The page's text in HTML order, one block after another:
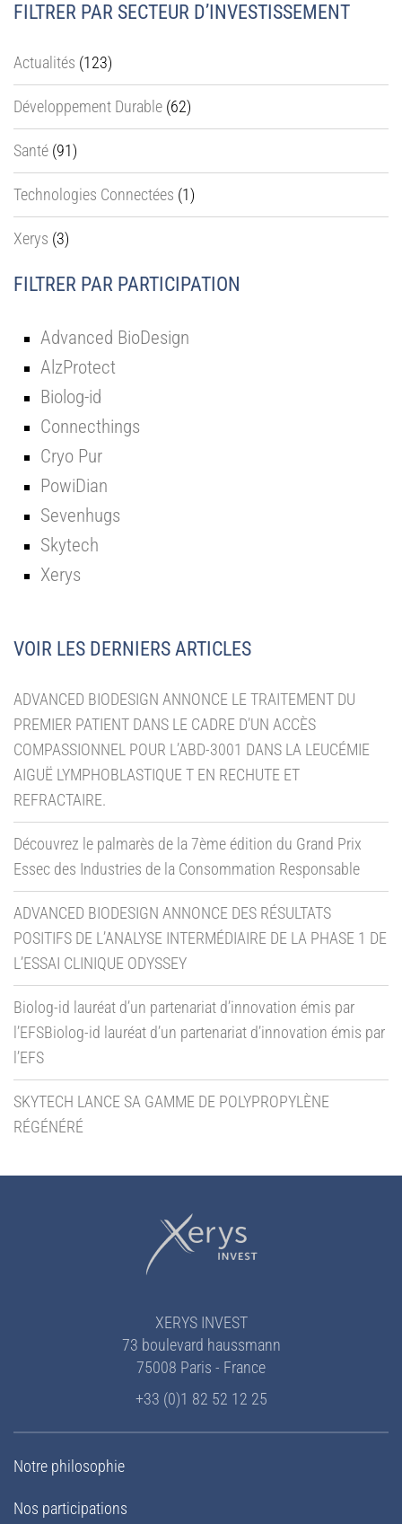
FILTRER PAR SECTEUR D’INVESTISSEMENT
Actualités (123)
Développement Durable (62)
Santé (91)
Technologies Connectées (1)
Xerys (3)
FILTRER PAR PARTICIPATION
Advanced BioDesign
AlzProtect
Biolog-id
Connecthings
Cryo Pur
PowiDian
Sevenhugs
Skytech
Xerys
VOIR LES DERNIERS ARTICLES
ADVANCED BIODESIGN ANNONCE LE TRAITEMENT DU
PREMIER PATIENT DANS LE CADRE D’UN ACCÈS
COMPASSIONNEL POUR L’ABD-3001 DANS LA LEUCÉMIE
AIGUË LYMPHOBLASTIQUE T EN RECHUTE ET
REFRACTAIRE.
Découvrez le palmarès de la 7ème édition du Grand Prix
Essec des Industries de la Consommation Responsable
ADVANCED BIODESIGN ANNONCE DES RÉSULTATS
POSITIFS DE L’ANALYSE INTERMÉDIAIRE DE LA PHASE 1 DE
L’ESSAI CLINIQUE ODYSSEY
Biolog-id lauréat d’un partenariat d’innovation émis par
l’EFSBiolog-id lauréat d’un partenariat d’innovation émis par
l’EFS
SKYTECH LANCE SA GAMME DE POLYPROPYLÈNE
RÉGÉNÉRÉ
XERYS INVEST
73 boulevard haussmann
75008 Paris - France
+33 (0)1 82 52 12 25
Notre philosophie
Nos participations